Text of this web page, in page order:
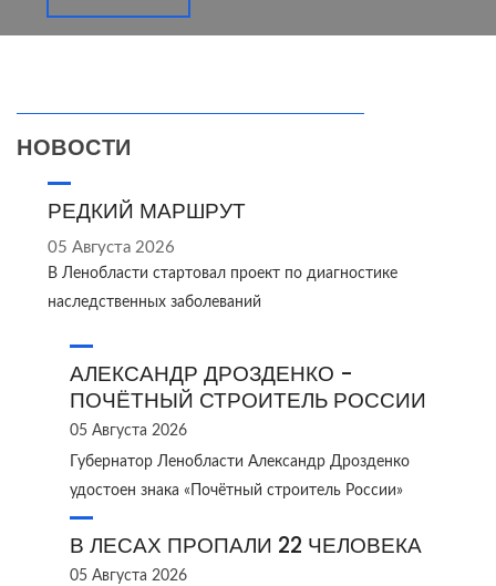
НОВОСТИ
РЕДКИЙ МАРШРУТ
05 Августа 2026
В Ленобласти стартовал проект по диагностике
наследственных заболеваний
АЛЕКСАНДР ДРОЗДЕНКО -
ПОЧЁТНЫЙ СТРОИТЕЛЬ РОССИИ
05 Августа 2026
Губернатор Ленобласти Александр Дрозденко
удостоен знака «Почётный строитель России»
В ЛЕСАХ ПРОПАЛИ 22 ЧЕЛОВЕКА
05 Августа 2026